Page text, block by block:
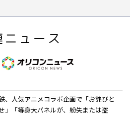
ニュース
、人気アニメコラボ企画で「お詫びと
」「等身大パネルが、紛失または盗